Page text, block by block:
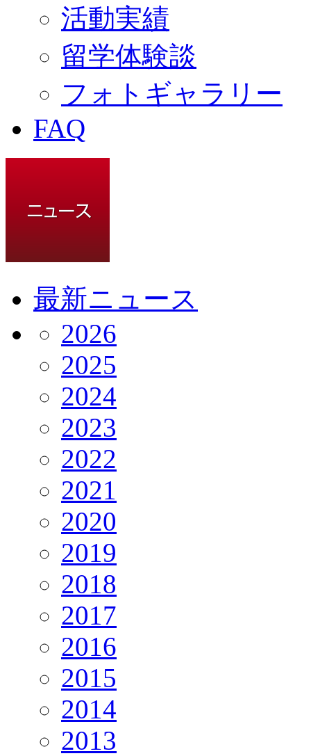
活動実績
留学体験談
フォトギャラリー
FAQ
最新ニュース
2026
2025
2024
2023
2022
2021
2020
2019
2018
2017
2016
2015
2014
2013